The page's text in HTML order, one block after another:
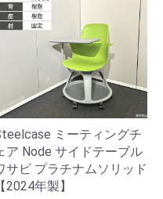
ミーティングチ
ア Node サイドテーブル
サビ プラチナムソリッド
【2024年製】